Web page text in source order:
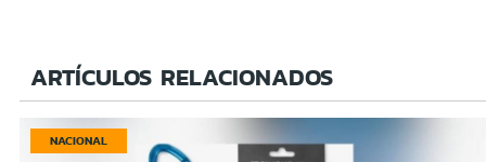
ARTÍCULOS RELACIONADOS
NACIONAL